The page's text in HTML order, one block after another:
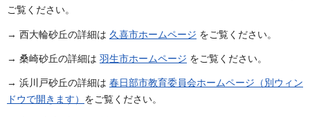
ご覧ください。
→ 西大輪砂丘の詳細は 久喜市ホームページ をご覧ください。
→ 桑崎砂丘の詳細は 羽生市ホームページ をご覧ください。
→ 浜川戸砂丘の詳細は 春日部市教育委員会ホームページ（別ウィン
ドウで開きます） をご覧ください。